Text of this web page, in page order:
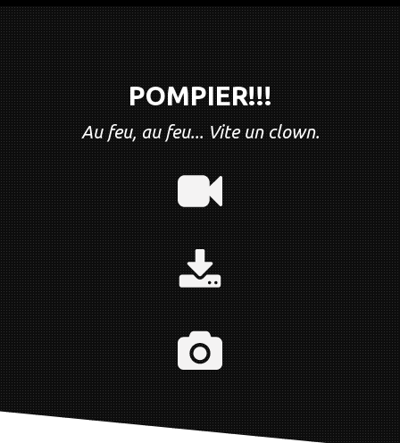
POMPIER!!!
Au feu, au feu... Vite un clown.